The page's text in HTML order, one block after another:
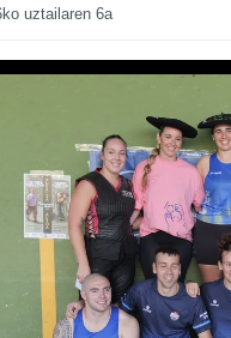
uztailaren 6a